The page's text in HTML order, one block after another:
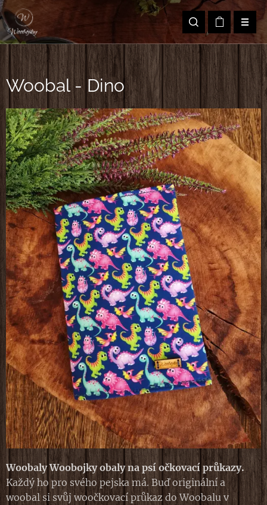
Woobal - Dino
Woobaly Woobojky obaly na psí očkovací průkazy.
Každý ho pro svého pejska má. Buď originální a
woobal si svůj woočkovací průkaz do Woobalu v